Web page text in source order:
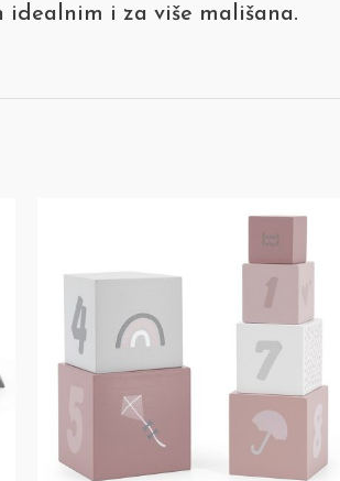
i za više mališana.